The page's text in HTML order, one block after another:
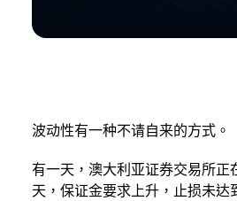
波动性有一种不请自来的方式。
有一天，澳大利亚证券交易所正
天，保证金要求上升，止损未达